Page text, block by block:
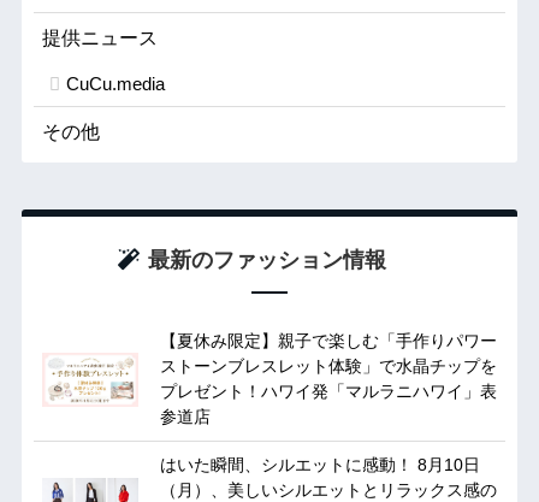
提供ニュース
CuCu.media
その他
最新のファッション情報
【夏休み限定】親子で楽しむ「手作りパワー
ストーンブレスレット体験」で水晶チップを
プレゼント！ハワイ発「マルラニハワイ」表
参道店
はいた瞬間、シルエットに感動！ 8月10日
（月）、美しいシルエットとリラックス感の